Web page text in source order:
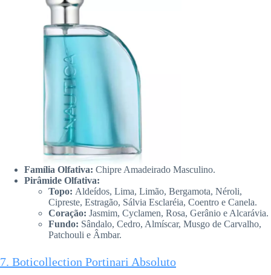
Família Olfativa: Chipre Amadeirado Masculino.
Pirâmide Olfativa:
Topo: Aldeídos, Lima, Limão, Bergamota, Néroli,
Cipreste, Estragão, Sálvia Esclaréia, Coentro e Canela.
Coração: Jasmim, Cyclamen, Rosa, Gerânio e Alcarávia.
Fundo: Sândalo, Cedro, Almíscar, Musgo de Carvalho,
Patchouli e Âmbar.
7. Boticollection Portinari Absoluto